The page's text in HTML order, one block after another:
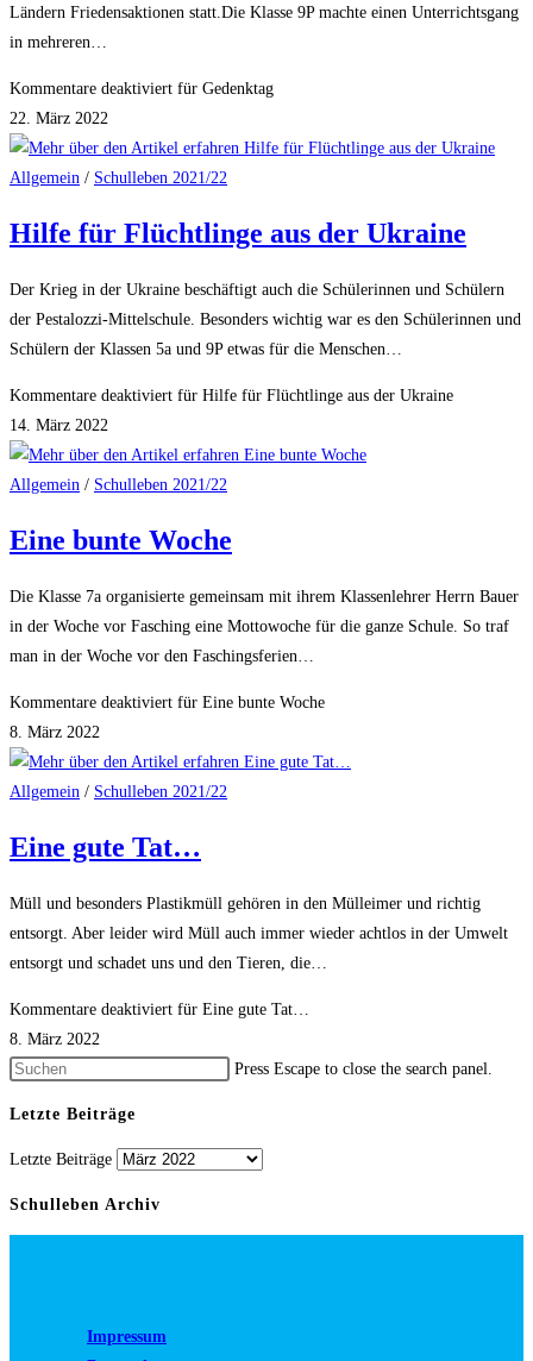
Ländern Friedensaktionen statt.Die Klasse 9P machte einen Unterrichtsgang
in mehreren…
Kommentare deaktiviert für Gedenktag
22. März 2022
Allgemein / Schulleben 2021/22
Hilfe für Flüchtlinge aus der Ukraine
Der Krieg in der Ukraine beschäftigt auch die Schülerinnen und Schülern
der Pestalozzi-Mittelschule. Besonders wichtig war es den Schülerinnen und
Schülern der Klassen 5a und 9P etwas für die Menschen…
Kommentare deaktiviert für Hilfe für Flüchtlinge aus der Ukraine
14. März 2022
Allgemein / Schulleben 2021/22
Eine bunte Woche
Die Klasse 7a organisierte gemeinsam mit ihrem Klassenlehrer Herrn Bauer
in der Woche vor Fasching eine Mottowoche für die ganze Schule. So traf
man in der Woche vor den Faschingsferien…
Kommentare deaktiviert für Eine bunte Woche
8. März 2022
Allgemein / Schulleben 2021/22
Eine gute Tat…
Müll und besonders Plastikmüll gehören in den Mülleimer und richtig
entsorgt. Aber leider wird Müll auch immer wieder achtlos in der Umwelt
entsorgt und schadet uns und den Tieren, die…
Kommentare deaktiviert für Eine gute Tat…
8. März 2022
Press Escape to close the search panel.
Letzte Beiträge
Letzte Beiträge
Schulleben Archiv
Impressum